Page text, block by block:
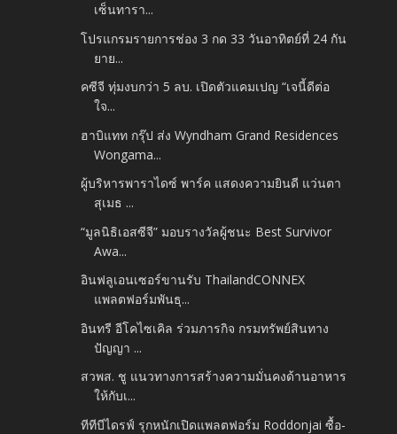
เซ็นทารา...
โปรแกรมรายการช่อง 3 กด 33 วันอาทิตย์ที่ 24 กัน
ยาย...
คซีจี ทุ่มงบกว่า 5 ลบ. เปิดตัวแคมเปญ “เจนี้ดีต่อ
ใจ...
ฮาบิแทท กรุ๊ป ส่ง Wyndham Grand Residences
Wongama...
ผู้บริหารพาราไดซ์ พาร์ค แสดงความยินดี แว่นตา
สุเมธ ...
“มูลนิธิเอสซีจี” มอบรางวัลผู้ชนะ Best Survivor
Awa...
อินฟลูเอนเซอร์ขานรับ ThailandCONNEX
แพลตฟอร์มพันธุ...
อินทรี อีโคไซเคิล ร่วมภารกิจ กรมทรัพย์สินทาง
ปัญญา ...
สวพส. ชู แนวทางการสร้างความมั่นคงด้านอาหาร
ให้กับเ...
ทีทีบีไดรฟ์ รุกหนักเปิดแพลตฟอร์ม Roddonjai ซื้อ-